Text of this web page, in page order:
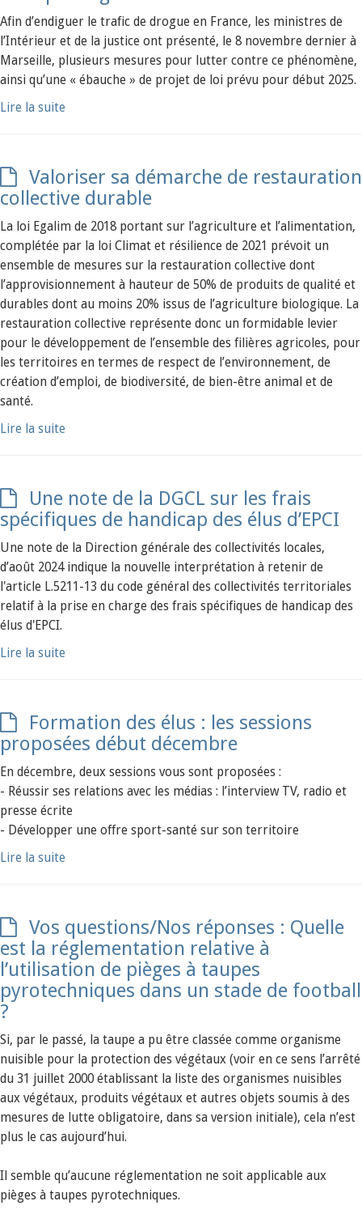
Afin d’endiguer le trafic de drogue en France, les ministres de
l’Intérieur et de la justice ont présenté, le 8 novembre dernier à
Marseille, plusieurs mesures pour lutter contre ce phénomène,
ainsi qu’une « ébauche » de projet de loi prévu pour début 2025.
Lire la suite
Valoriser sa démarche de restauration
collective durable
La loi Egalim de 2018 portant sur l’agriculture et l’alimentation,
complétée par la loi Climat et résilience de 2021 prévoit un
ensemble de mesures sur la restauration collective dont
l’approvisionnement à hauteur de 50% de produits de qualité et
durables dont au moins 20% issus de l’agriculture biologique. La
restauration collective représente donc un formidable levier
pour le développement de l’ensemble des filières agricoles, pour
les territoires en termes de respect de l’environnement, de
création d’emploi, de biodiversité, de bien-être animal et de
santé.
Lire la suite
Une note de la DGCL sur les frais
spécifiques de handicap des élus d’EPCI
Une note de la Direction générale des collectivités locales,
d’août 2024 indique la nouvelle interprétation à retenir de
l'article L.5211-13 du code général des collectivités territoriales
relatif à la prise en charge des frais spécifiques de handicap des
élus d'EPCI.
Lire la suite
Formation des élus : les sessions
proposées début décembre
En décembre, deux sessions vous sont proposées :
- Réussir ses relations avec les médias : l’interview TV, radio et
presse écrite
- Développer une offre sport-santé sur son territoire
Lire la suite
Vos questions/Nos réponses : Quelle
est la réglementation relative à
l’utilisation de pièges à taupes
pyrotechniques dans un stade de football
?
Si, par le passé, la taupe a pu être classée comme organisme
nuisible pour la protection des végétaux (voir en ce sens l’arrêté
du 31 juillet 2000 établissant la liste des organismes nuisibles
aux végétaux, produits végétaux et autres objets soumis à des
mesures de lutte obligatoire, dans sa version initiale), cela n’est
plus le cas aujourd’hui.
Il semble qu’aucune réglementation ne soit applicable aux
pièges à taupes pyrotechniques.